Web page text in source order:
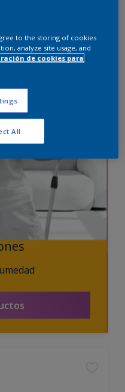
to the storing of cookies
analyze site usage, and
de cookies para
All